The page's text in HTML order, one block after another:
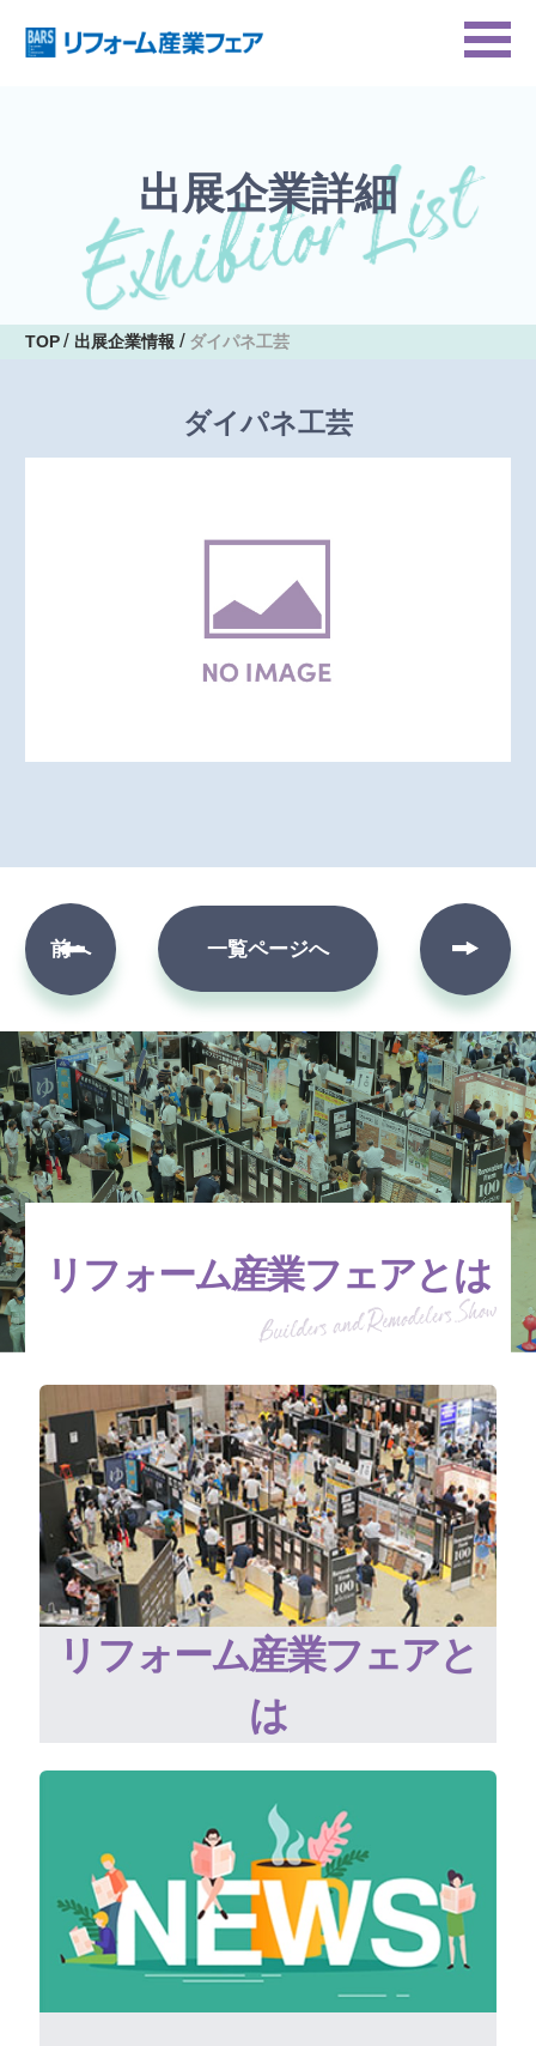
出展企業詳細
TOP 出展企業情報 ダイパネ工芸
ダイパネ工芸
前へ 一覧ページへ
次へ
リフォーム産業フェアとは
リフォーム産業フェアと
は